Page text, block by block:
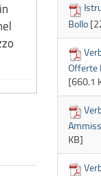
Bollo
Offerte
[660.1
KB]